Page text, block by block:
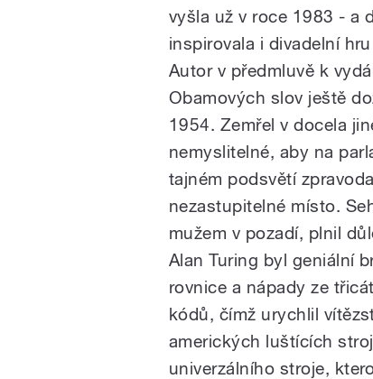
vyšla už v roce 1983 - a
inspirovala i divadelní
Autor v předmluvě k
Obamových slov ještě
1954. Zemřel v docela
nemyslitelné, aby na
tajném podsvětí
nezastupitelné místo.
mužem v pozadí, plnil
Alan Turing byl geniální
rovnice a nápady ze
kódů, čímž urychlil
amerických luštících
univerzálního stroje,